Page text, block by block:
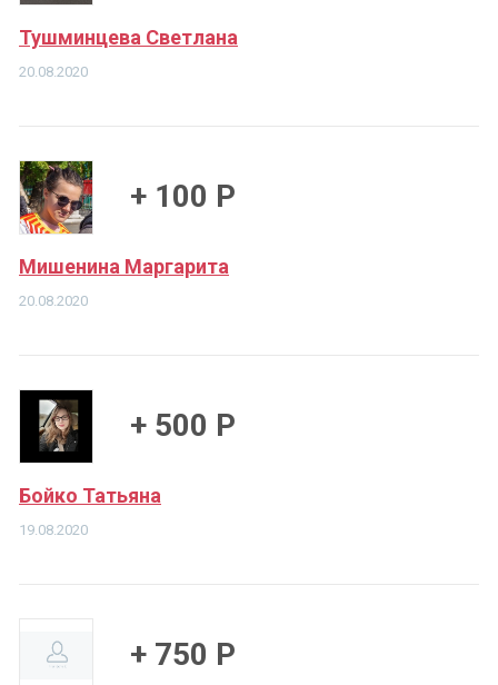
Тушминцева Светлана
20.08.2020
Мишенина Маргарита
20.08.2020
+ 100 Р
Бойко Татьяна
19.08.2020
+ 500 Р
+ 750 Р